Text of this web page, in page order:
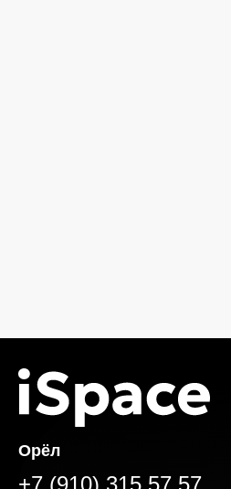
Орёл
+7 (910) 315 57 57